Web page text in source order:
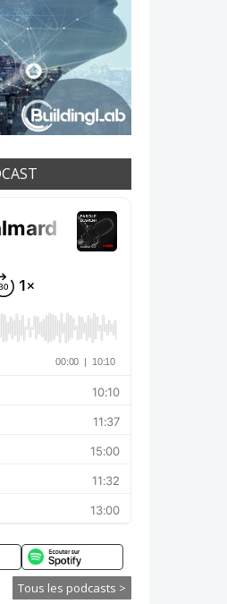
Tous les podcasts >